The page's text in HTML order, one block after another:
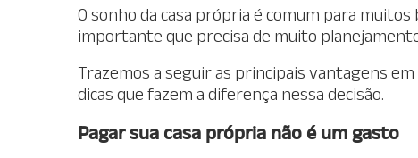
O sonho da casa própria é comum para muitos
importante que precisa de muito
Trazemos a seguir as principais vantagens
dicas que fazem a diferença nessa decisão.
Pagar sua casa própria não é um gasto